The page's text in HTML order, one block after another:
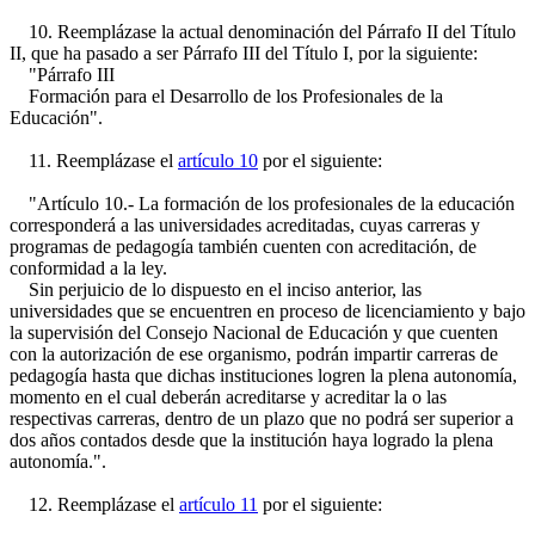
10. Reemplázase la actual denominación del Párrafo II del Título
II, que ha pasado a ser Párrafo III del Título I, por la siguiente:
"Párrafo III
Formación para el Desarrollo de los Profesionales de la
Educación".
11. Reemplázase el artículo 10 por el siguiente:
"Artículo 10.- La formación de los profesionales de la educación
corresponderá a las universidades acreditadas, cuyas carreras y
programas de pedagogía también cuenten con acreditación, de
conformidad a la ley.
Sin perjuicio de lo dispuesto en el inciso anterior, las
universidades que se encuentren en proceso de licenciamiento y bajo
la supervisión del Consejo Nacional de Educación y que cuenten
con la autorización de ese organismo, podrán impartir carreras de
pedagogía hasta que dichas instituciones logren la plena autonomía,
momento en el cual deberán acreditarse y acreditar la o las
respectivas carreras, dentro de un plazo que no podrá ser superior a
dos años contados desde que la institución haya logrado la plena
autonomía.".
12. Reemplázase el artículo 11 por el siguiente: